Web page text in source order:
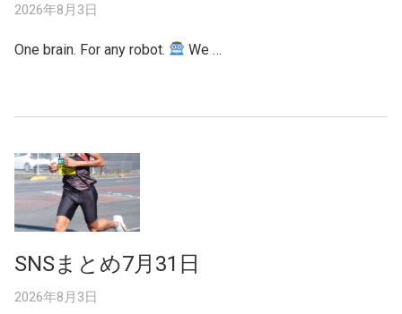
2026年8月3日
One brain. For any robot. We …
SNSまとめ7月31日
2026年8月3日